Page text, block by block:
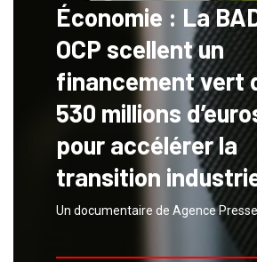
Économie : La
OCP scellent un
financement vert
530 millions
pour accélérer la
transition
Un documentaire de Agence